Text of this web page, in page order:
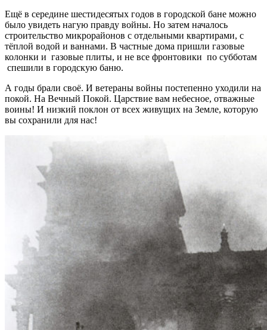
Ещё в середине шестидесятых годов в городской бане можно
было увидеть нагую правду войны. Но затем началось
строительство микрорайонов с отдельными квартирами, с
тёплой водой и ваннами. В частные дома пришли газовые
колонки и газовые плиты, и не все фронтовики по субботам
спешили в городскую баню.
А годы брали своё. И ветераны войны постепенно уходили на
покой. На Вечный Покой. Царствие вам небесное, отважные
воины! И низкий поклон от всех живущих на Земле, которую
вы сохранили для нас!